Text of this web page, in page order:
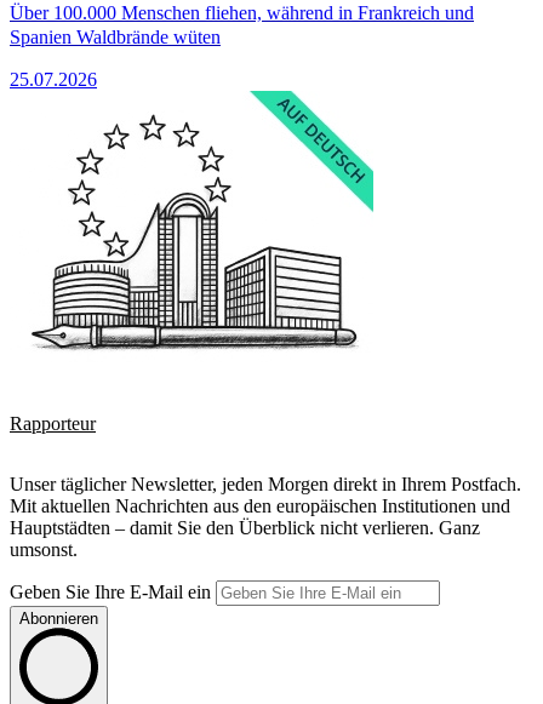
Über 100.000 Menschen fliehen, während in Frankreich und
Spanien Waldbrände wüten
25.07.2026
Rapporteur
Unser täglicher Newsletter, jeden Morgen direkt in Ihrem Postfach.
Mit aktuellen Nachrichten aus den europäischen Institutionen und
Hauptstädten – damit Sie den Überblick nicht verlieren. Ganz
umsonst.
Geben Sie Ihre E-Mail ein
Abonnieren